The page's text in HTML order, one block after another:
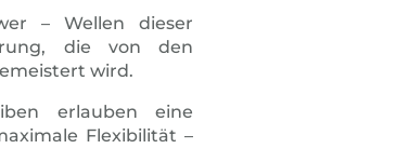
– Wellen dieser
die von den
wird.
erlauben eine
Flexibilität –